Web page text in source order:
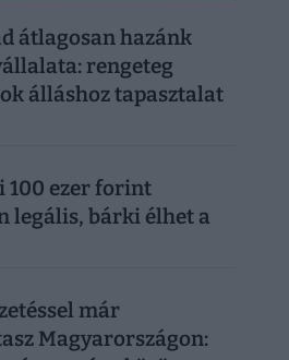
átlagosan hazánk
rengeteg
álláshoz tapasztalat
100 ezer forint
legális, bárki élhet a
már
Magyarországon: